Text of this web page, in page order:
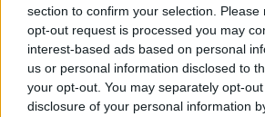
section to confirm your selection.
opt-out request is processed you may
interest-based ads based on personal
us or personal information disclosed to
your opt-out. You may separately opt-
disclosure of your personal information
Paroles + Traduction
Commentaires